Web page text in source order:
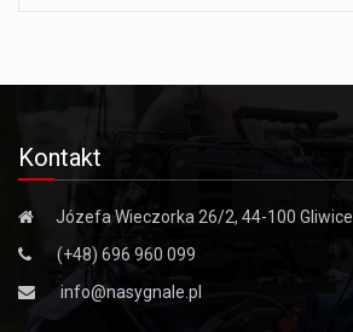
Kontakt
Józefa Wieczorka 26/2, 44-100 Gliwice
(+48) 696 960 099
info@nasygnale.pl